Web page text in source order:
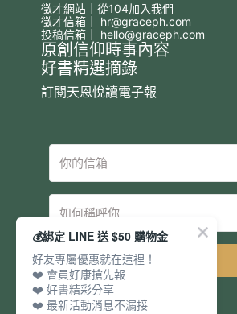
徵才網站｜從104加入我們
徵才信箱｜ hr@graceph.com
投稿信箱｜ hello@graceph.com
原創信仰時事內容
好書精選摘錄
訂閱天恩悅讀電子報
💰綁定 LINE 送 $50 購物金
好友專屬優惠就在這裡！
❤️ 會員好康搶先報
❤️ 好書精彩分享
❤️ 最新活動消息不漏接